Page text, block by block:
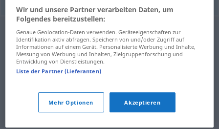
Wir und unsere Partner verarbeiten Daten, um
Folgendes bereitzustellen:
Genaue Geolocation-Daten verwenden. Geräteeigenschaften zur
Identifikation aktiv abfragen. Speichern von und/oder Zugriff auf
Informationen auf einem Gerät. Personalisierte Werbung und Inhalte,
Messung von Werbung und Inhalten, Zielgruppenforschung und
Entwicklung von Dienstleistungen.
Liste der Partner (Lieferanten)
Mehr Optionen Akzeptieren